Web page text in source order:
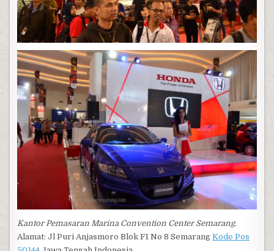
Kantor Pemasaran Marina Convention Center Semarang.
Alamat: Jl Puri Anjasmoro Blok F1 No 8 SemarangKode Pos